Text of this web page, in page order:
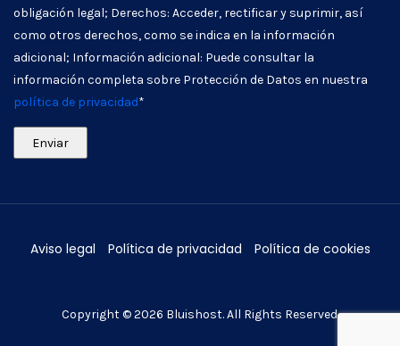
obligación legal; Derechos: Acceder, rectificar y suprimir, así
como otros derechos, como se indica en la información
adicional; Información adicional: Puede consultar la
información completa sobre Protección de Datos en nuestra
política de privacidad*
Copyright © 2026 Bluishost. All Rights Reserved.
Aviso legal Política de privacidad Política de cookies